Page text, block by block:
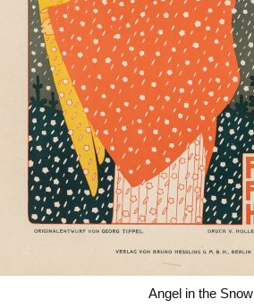
Angel in the Snow